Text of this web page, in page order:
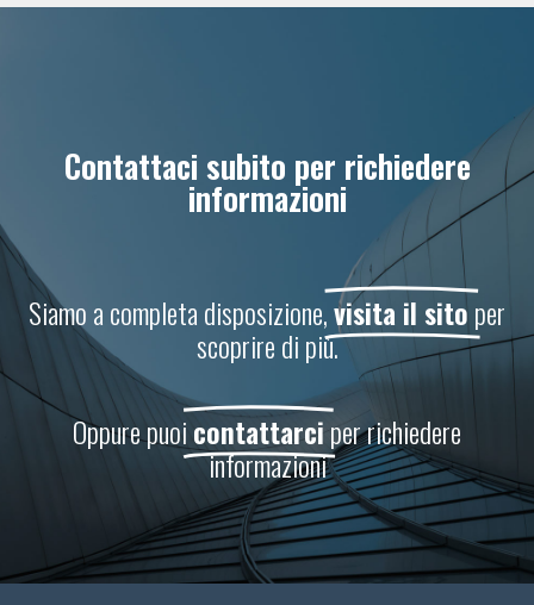
Contattaci subito per richiedere
informazioni
Siamo a completa disposizione,visita il sitoper
scoprire di più.
Oppure puoicontattarciper richiedere
informazioni